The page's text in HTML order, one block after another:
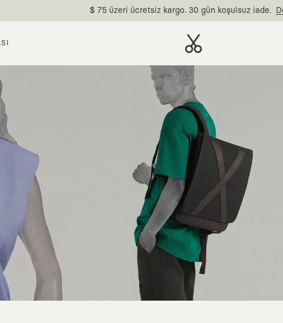
$ 75 üzeri ücretsiz kargo. 30 gün koşulsuz iade.